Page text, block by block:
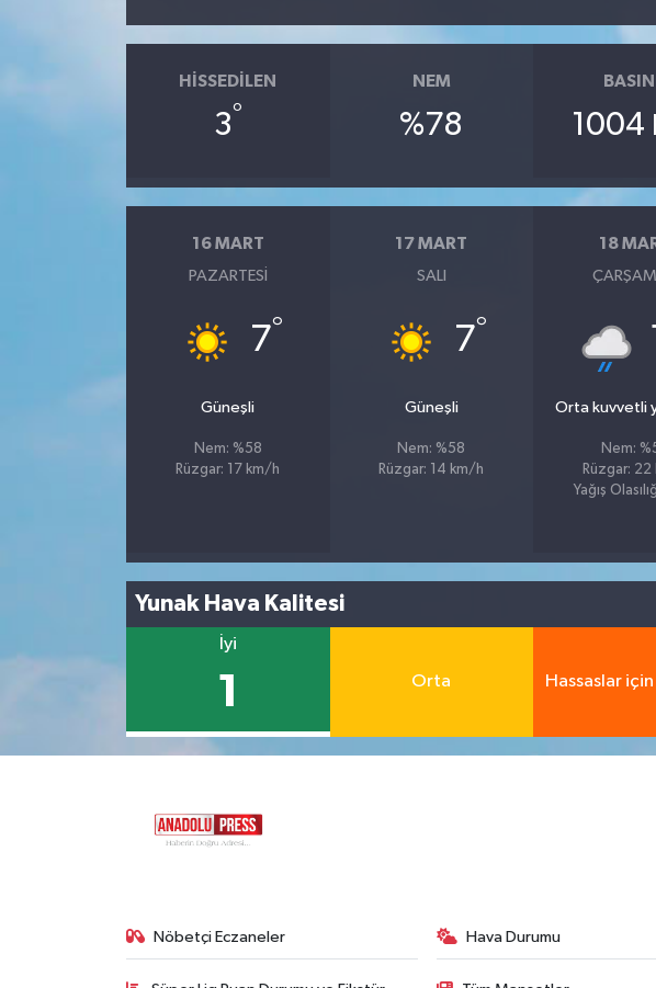
HISSEDILEN
3°
NEM
%78 1004
16 MART
PAZARTESI
7°
Güneşli
Nem: %58
Rüzgar: 17 km/h
17 MART
SALI
7°
Güneşli
Nem: %58
Rüzgar: 14 km/h
18
Orta kuvvetli
Nem:
Rüzgar:
Yağış
Yunak Hava Kalitesi
İyi
1 Orta Hassaslar için
Nöbetçi Eczaneler Hava Durumu